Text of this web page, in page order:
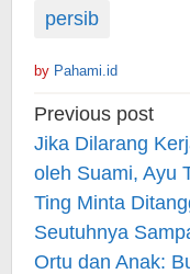
persib
by Pahami.id
Post
navigation
Previous post
Jika Dilarang
oleh Suami, Ayu
Ting Minta
Seutuhnya
Ortu dan Anak: